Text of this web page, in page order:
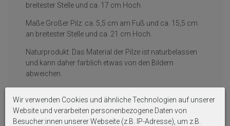
breitester Stelle und ca. 17 cm Hoch.
Maße Großer Pilz: ca. 5,5 cm am Fuß und ca. 15,5 cm
an breitester Stelle und ca. 21 cm Hoch.
Naturprodukt: Das Material der Pilze ist naturbelassen
und kann daher farblich etwas von den Bildern
abweichen.
Auf Produktbildern abgebildetes Zubehör sowie
Dekoartikel gehören nicht zum Lieferumfang, sofern
Wir verwenden Cookies und ähnliche Technologien auf unserer
Website und verarbeiten personenbezogene Daten von
Besucher:innen unserer Webseite (z.B. IP-Adresse), um z.B.